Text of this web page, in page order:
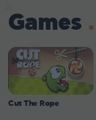
Games
Cut The Rope